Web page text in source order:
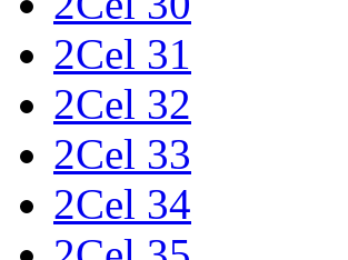
2Cel 31
2Cel 32
2Cel 33
2Cel 34